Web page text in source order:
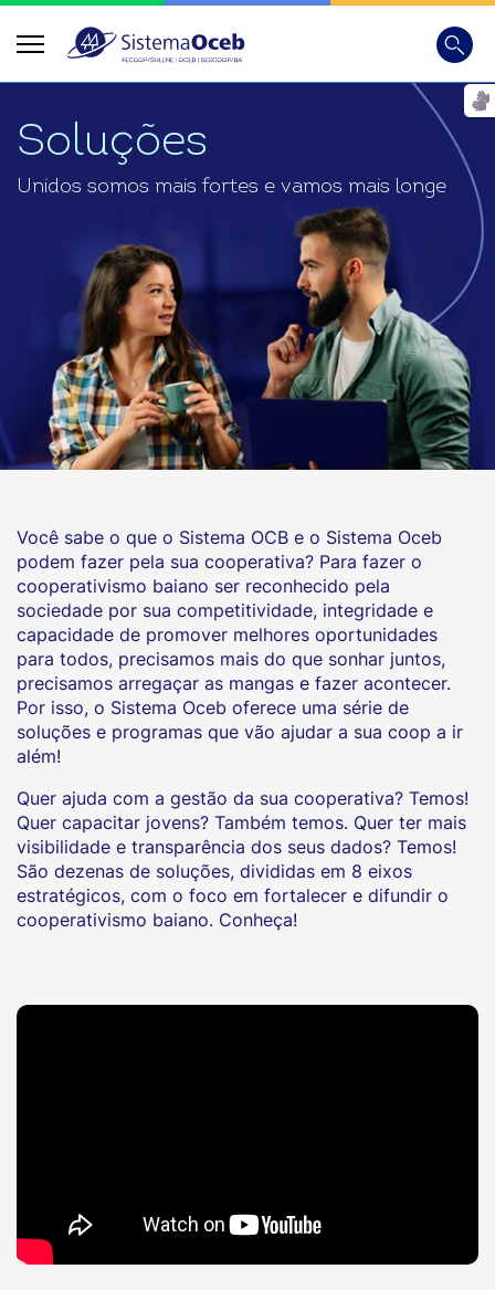
Busca
Soluções
Unidos somos mais fortes e vamos mais longe
Você sabe o que o Sistema OCB e o Sistema Oceb
podem fazer pela sua cooperativa? Para fazer o
cooperativismo baiano ser reconhecido pela
sociedade por sua competitividade, integridade e
capacidade de promover melhores oportunidades
para todos, precisamos mais do que sonhar juntos,
precisamos arregaçar as mangas e fazer acontecer.
Por isso, o Sistema Oceb oferece uma série de
soluções e programas que vão ajudar a sua coop a ir
além!
Quer ajuda com a gestão da sua cooperativa? Temos!
Quer capacitar jovens? Também temos. Quer ter mais
visibilidade e transparência dos seus dados? Temos!
São dezenas de soluções, divididas em 8 eixos
estratégicos, com o foco em fortalecer e difundir o
cooperativismo baiano. Conheça!